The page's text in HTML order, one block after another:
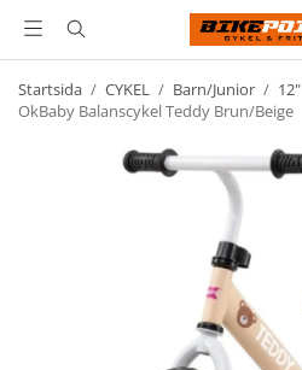
Startsida / CYKEL / Barn/Junior / 12"
OkBaby Balanscykel Teddy Brun/Beige